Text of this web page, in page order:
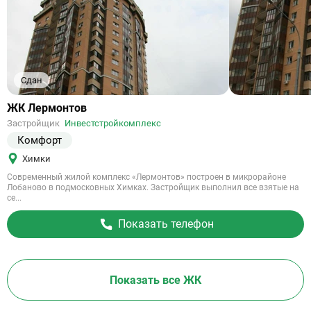
Сдан
Ссылка
объект
ЖК Лермонтов
Застройщик Инвестстройкомплекс
Комфорт
Химки
Современный жилой комплекс «Лермонтов» построен в микрорайоне
Лобаново в подмосковных Химках. Застройщик выполнил все взятые на
се...
Показать телефон
Показать все ЖК